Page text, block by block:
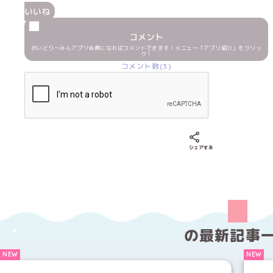
いいね
コメント
めいどりーみんアプリ会員になればコメントできます！メニュー「アプリ紹介」をクリッ
ク！
コメント数(3)
シェアする
の最新記事